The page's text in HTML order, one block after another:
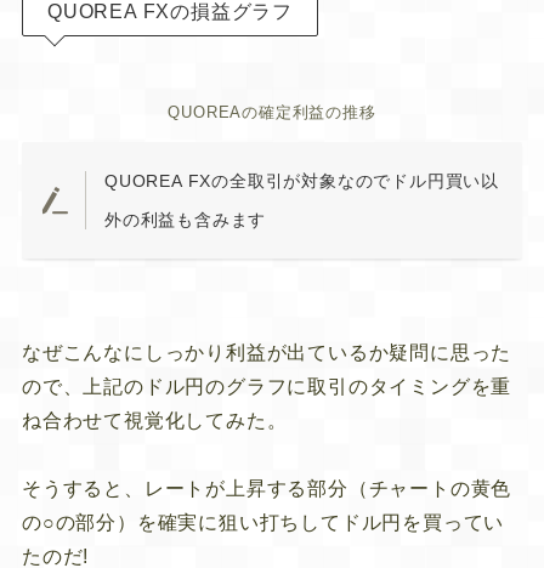
QUOREA FXの損益グラフ
QUOREAの確定利益の推移
QUOREA FXの全取引が対象なのでドル円買い以
外の利益も含みます
なぜこんなにしっかり利益が出ているか疑問に思った
ので、上記のドル円のグラフに取引のタイミングを重
ね合わせて視覚化してみた。
そうすると、レートが上昇する部分（チャートの黄色
の○の部分）を確実に狙い打ちしてドル円を買ってい
たのだ!